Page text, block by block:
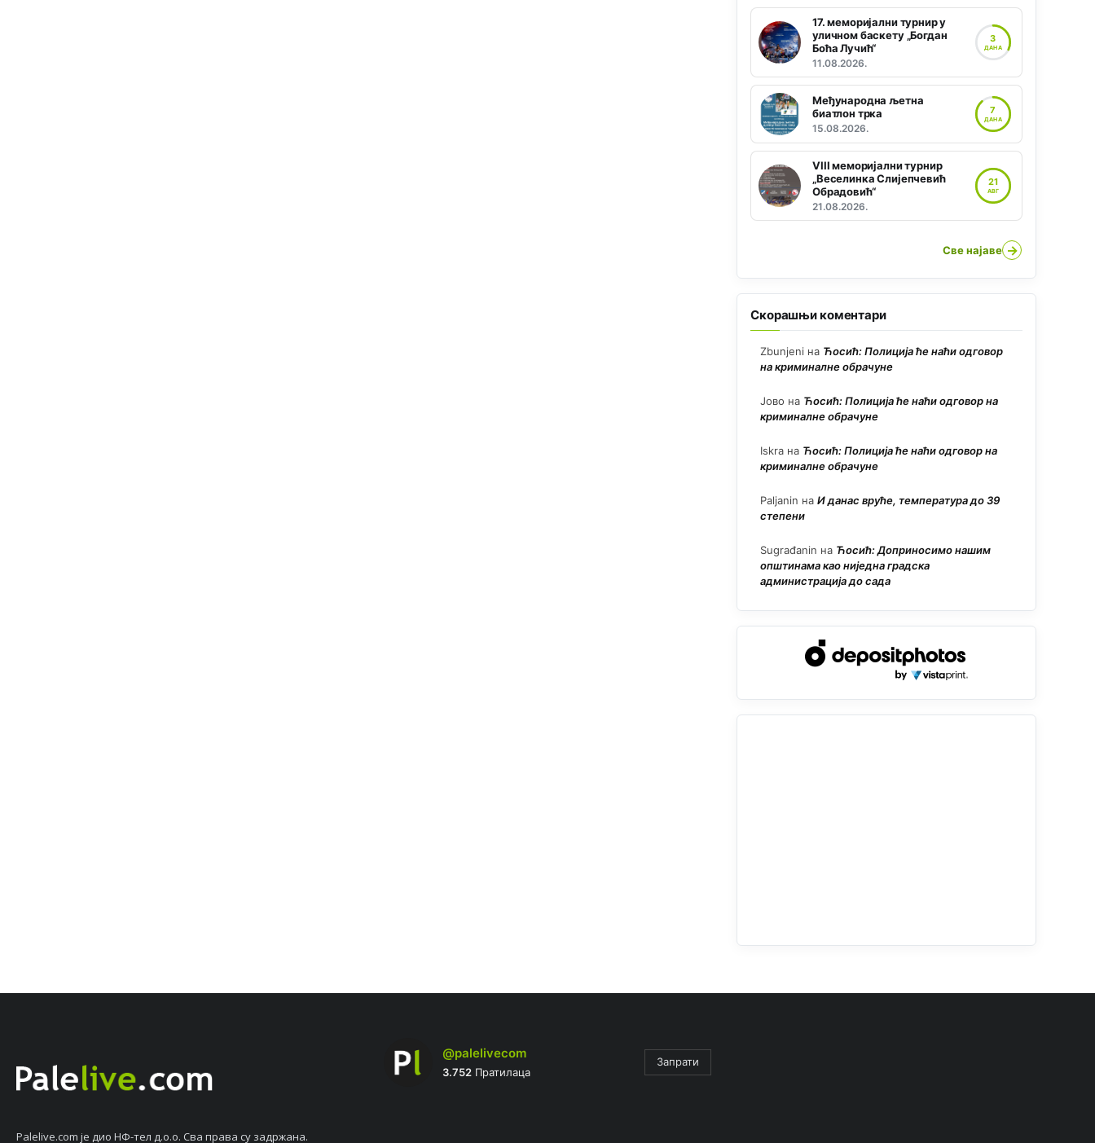
17. меморијални турнир у
уличном баскету „Богдан
Боћа Лучић“
11.08.2026.
3
ДАНА
Међународна љетна
биатлон трка
15.08.2026.
7
ДАНА
VIII меморијални турнир
„Веселинка Слијепчевић
Обрадовић“
21.08.2026.
21
АВГ
Све најаве →
Скорашњи коментари
Zbunjeni на Ћосић: Полиција ће наћи одговор
на криминалне обрачуне
Јово на Ћосић: Полиција ће наћи одговор на
криминалне обрачуне
Iskra на Ћосић: Полиција ће наћи одговор на
криминалне обрачуне
Paljanin на И данас вруће, температура до 39
степени
Sugrađanin на Ћосић: Доприносимо нашим
општинама као ниједна градска
администрација до сада
Palelive.com јe дио НФ-тeл д.о.о. Сва права су задржана.
@palelivecom
3.752Пратилаца
Запрати